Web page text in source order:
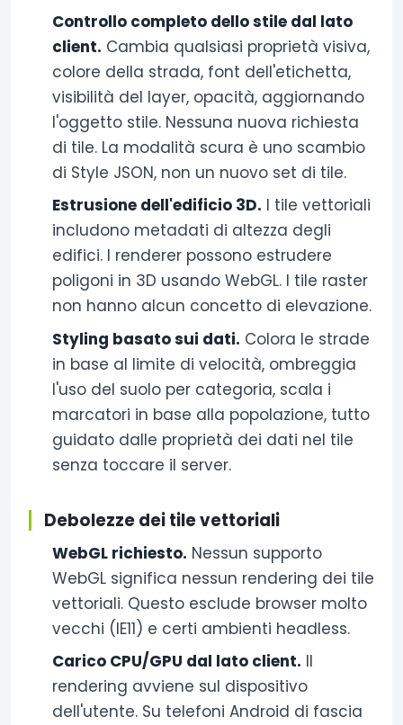
Controllo completo dello stile dal lato
client. Cambia qualsiasi proprietà visiva,
colore della strada, font dell'etichetta,
visibilità del layer, opacità, aggiornando
l'oggetto stile. Nessuna nuova richiesta
di tile. La modalità scura è uno scambio
di Style JSON, non un nuovo set di tile.
Estrusione dell'edificio 3D. I tile vettoriali
includono metadati di altezza degli
edifici. I renderer possono estrudere
poligoni in 3D usando WebGL. I tile raster
non hanno alcun concetto di elevazione.
Styling basato sui dati. Colora le strade
in base al limite di velocità, ombreggia
l'uso del suolo per categoria, scala i
marcatori in base alla popolazione, tutto
guidato dalle proprietà dei dati nel tile
senza toccare il server.
Debolezze dei tile vettoriali
WebGL richiesto. Nessun supporto
WebGL significa nessun rendering dei tile
vettoriali. Questo esclude browser molto
vecchi (IE11) e certi ambienti headless.
Carico CPU/GPU dal lato client. Il
rendering avviene sul dispositivo
dell'utente. Su telefoni Android di fascia